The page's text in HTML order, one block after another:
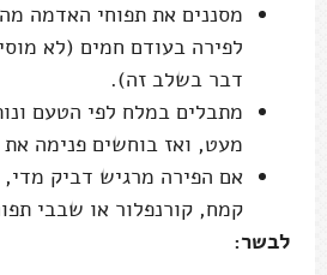
מסננים את תפוחי האדמה
לפירה בעודם חמים (לא
דבר בשלב זה).
מתבלים במלח לפי הטעם
מעט, ואז בוחשים פנימה
אם הפירה מרגיש דביק מדי,
קמח, קורנפלור או שבבי
לבשר: